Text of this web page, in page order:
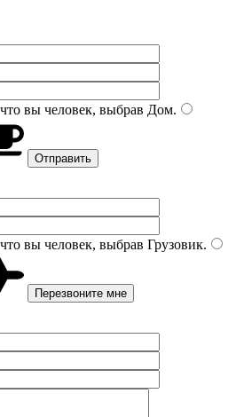
вы человек, выбрав Дом.
вы человек, выбрав Грузовик.